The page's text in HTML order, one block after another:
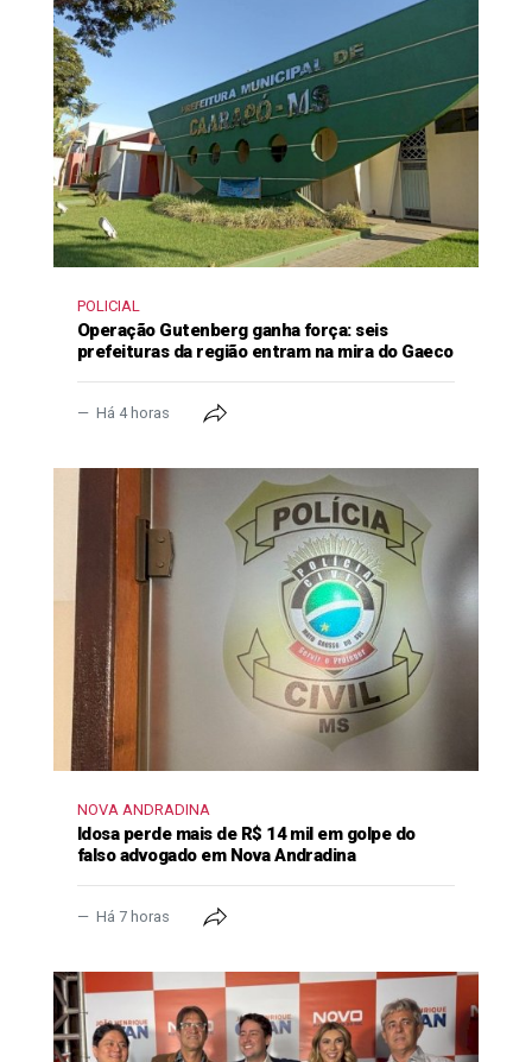
POLICIAL
Operação Gutenberg ganha força: seis
prefeituras da região entram na mira do Gaeco
Há 4 horas
NOVA ANDRADINA
Idosa perde mais de R$ 14 mil em golpe do
falso advogado em Nova Andradina
Há 7 horas